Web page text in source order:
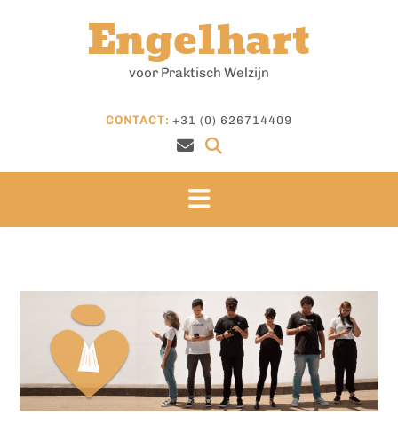
Engelhart
voor Praktisch Welzijn
CONTACT: +31 (0) 626714409